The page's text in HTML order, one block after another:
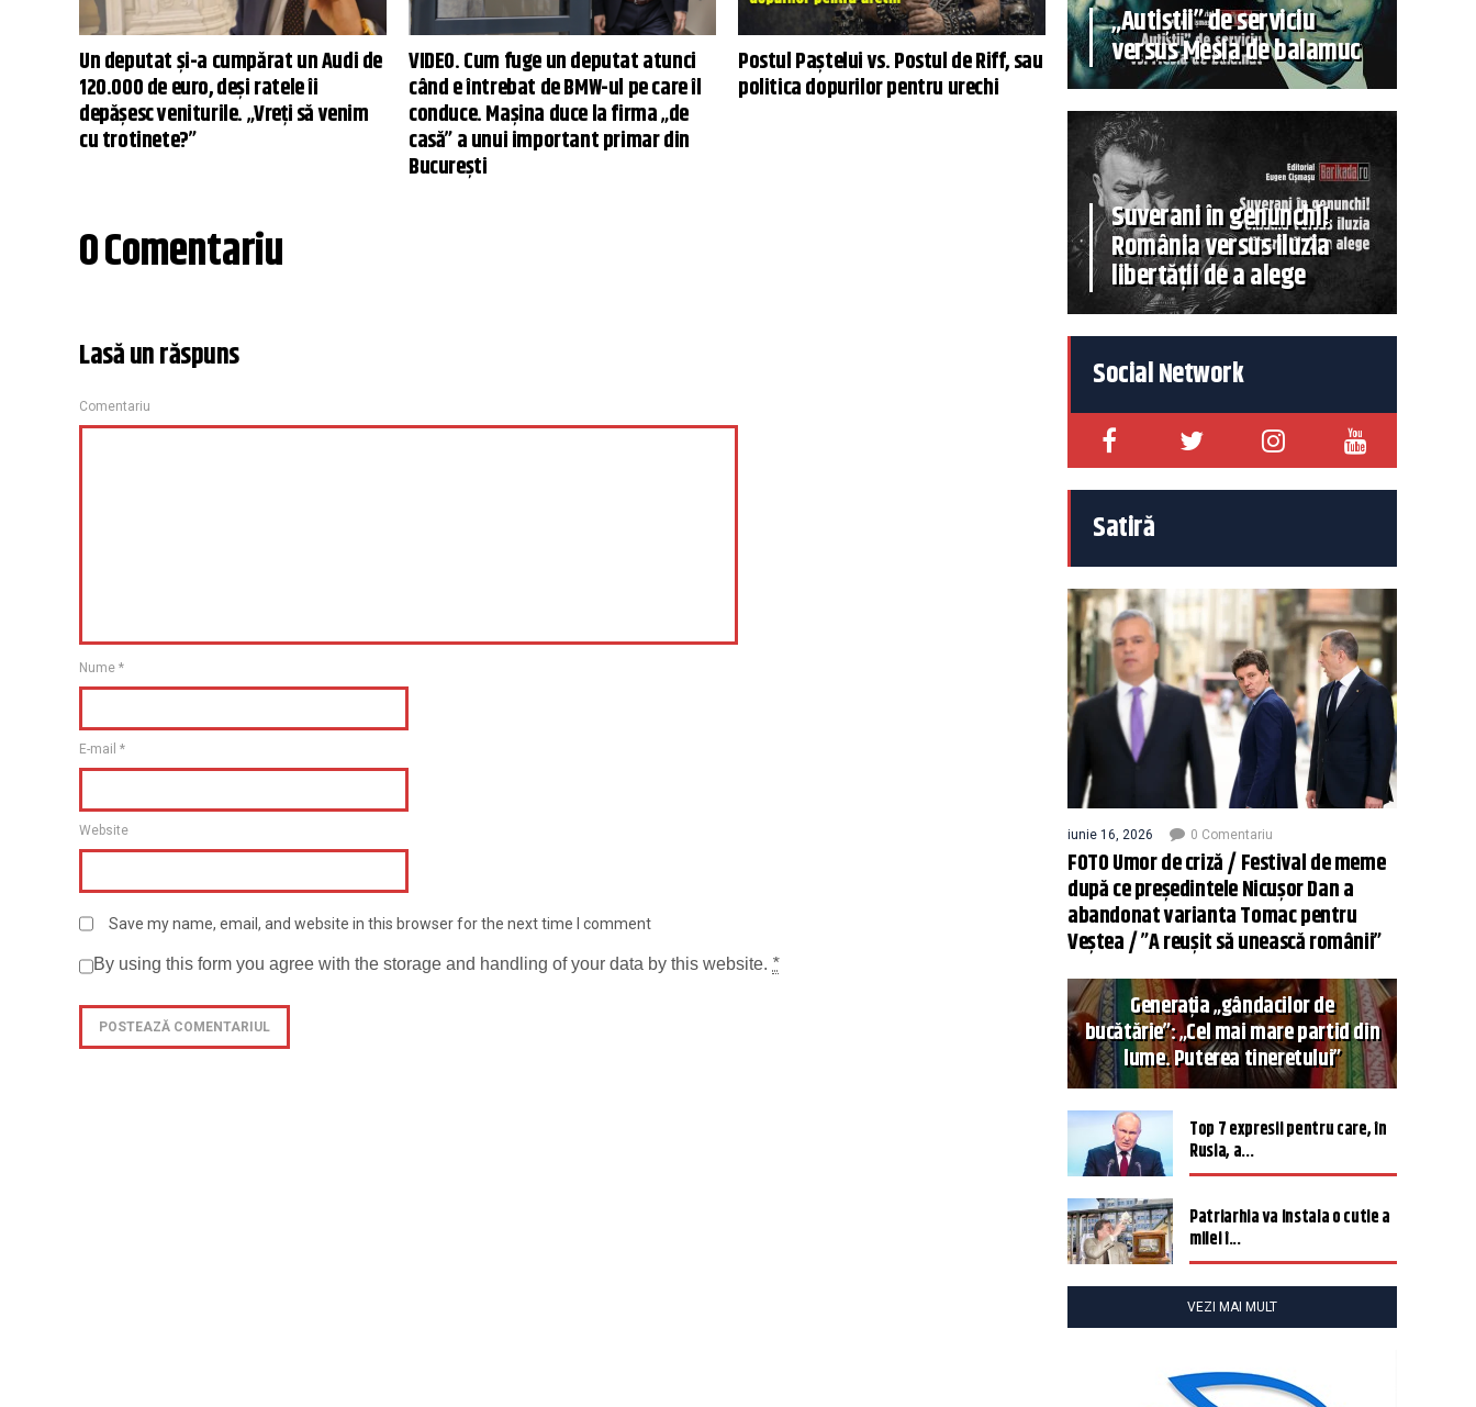
Un deputat și-a cumpărat un Audi de
120.000 de euro, deși ratele îi
depășesc veniturile. „Vreți să venim
cu trotinete?”
VIDEO. Cum fuge un deputat atunci
când e întrebat de BMW-ul pe care îl
conduce. Mașina duce la firma „de
casă” a unui important primar din
București
Postul Paștelui vs. Postul de Riff, sau
politica dopurilor pentru urechi
0 Comentariu
Lasă un răspuns
Comentariu
Nume *
E-mail *
Website
Save my name, email, and website in this browser for the next time I comment
By using this form you agree with the storage and handling of your data by this website. *
„Autiștii” de serviciu
versus Mesia de balamuc
Suverani în genunchi!
România versus iluzia
libertății de a alege
Social Network
Satiră
iunie 16, 2026 0 Comentariu
FOTO Umor de criză / Festival de meme
după ce președintele Nicușor Dan a
abandonat varianta Tomac pentru
Veștea / ”A reușit să unească românii”
Generația „gândacilor de
bucătărie”: „Cel mai mare partid din
lume. Puterea tineretului”
Top 7 expresii pentru care, în
Rusia, a...
Patriarhia va instala o cutie a
milei î...
VEZI MAI MULT